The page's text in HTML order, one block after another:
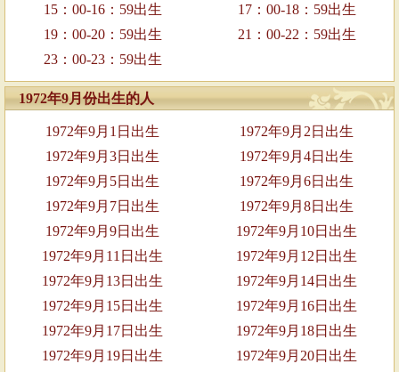
15：00-16：59出生
17：00-18：59出生
19：00-20：59出生
21：00-22：59出生
23：00-23：59出生
1972年9月份出生的人
1972年9月1日出生
1972年9月2日出生
1972年9月3日出生
1972年9月4日出生
1972年9月5日出生
1972年9月6日出生
1972年9月7日出生
1972年9月8日出生
1972年9月9日出生
1972年9月10日出生
1972年9月11日出生
1972年9月12日出生
1972年9月13日出生
1972年9月14日出生
1972年9月15日出生
1972年9月16日出生
1972年9月17日出生
1972年9月18日出生
1972年9月19日出生
1972年9月20日出生